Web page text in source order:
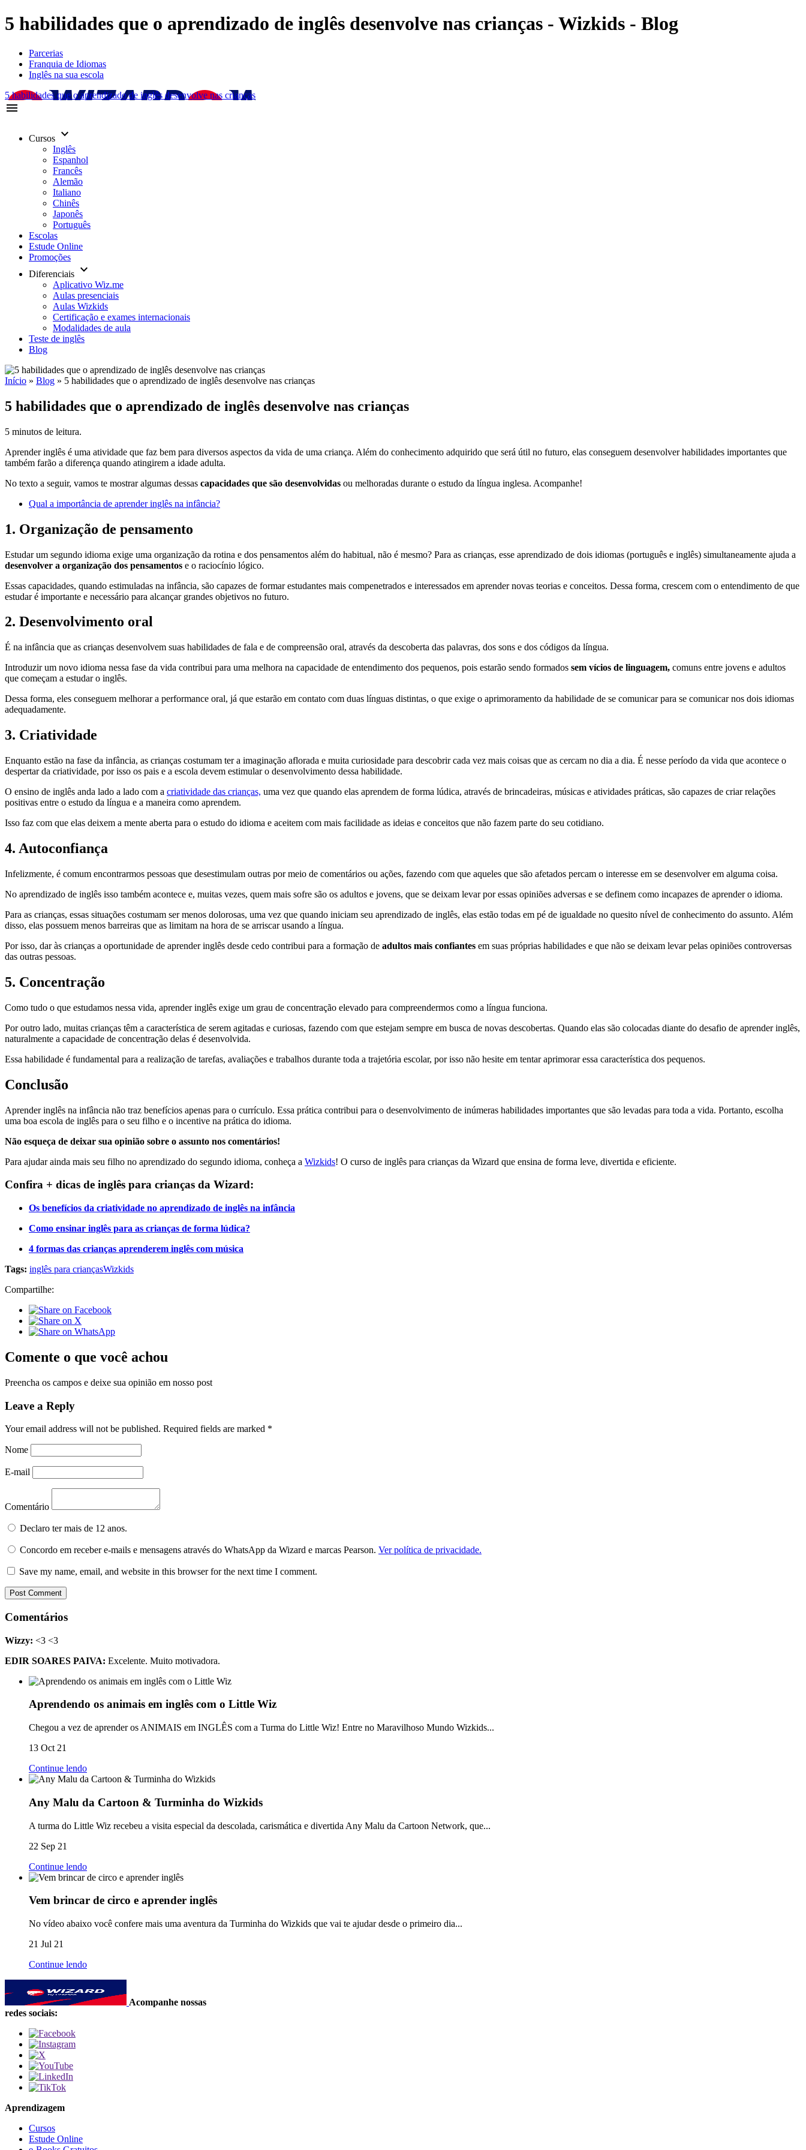
5 habilidades que o aprendizado de inglês desenvolve nas crianças - Wizkids - Blog
Parcerias
Franquia de Idiomas
Inglês na sua escola
5 habilidades que o aprendizado de inglês desenvolve nas crianças
menu
Cursos keyboard_arrow_down
Inglês
Espanhol
Francês
Alemão
Italiano
Chinês
Japonês
Português
Escolas
Estude Online
Promoções
Diferenciais keyboard_arrow_down
Aplicativo Wiz.me
Aulas presenciais
Aulas Wizkids
Certificação e exames internacionais
Modalidades de aula
Teste de inglês
Blog
Início » Blog » 5 habilidades que o aprendizado de inglês desenvolve nas crianças
5 habilidades que o aprendizado de inglês desenvolve nas crianças
5 minutos de leitura.
Aprender inglês é uma atividade que faz bem para diversos aspectos da vida de uma criança. Além do conhecimento adquirido que será útil no futuro, elas conseguem desenvolver habilidades importantes que
também farão a diferença quando atingirem a idade adulta.
No texto a seguir, vamos te mostrar algumas dessas capacidades que são desenvolvidas ou melhoradas durante o estudo da língua inglesa. Acompanhe!
Qual a importância de aprender inglês na infância?
1. Organização de pensamento
Estudar um segundo idioma exige uma organização da rotina e dos pensamentos além do habitual, não é mesmo? Para as crianças, esse aprendizado de dois idiomas (português e inglês) simultaneamente ajuda a
desenvolver a organização dos pensamentos e o raciocínio lógico.
Essas capacidades, quando estimuladas na infância, são capazes de formar estudantes mais compenetrados e interessados em aprender novas teorias e conceitos. Dessa forma, crescem com o entendimento de que
estudar é importante e necessário para alcançar grandes objetivos no futuro.
2. Desenvolvimento oral
É na infância que as crianças desenvolvem suas habilidades de fala e de compreensão oral, através da descoberta das palavras, dos sons e dos códigos da língua.
Introduzir um novo idioma nessa fase da vida contribui para uma melhora na capacidade de entendimento dos pequenos, pois estarão sendo formados sem vícios de linguagem, comuns entre jovens e adultos
que começam a estudar o inglês.
Dessa forma, eles conseguem melhorar a performance oral, já que estarão em contato com duas línguas distintas, o que exige o aprimoramento da habilidade de se comunicar para se comunicar nos dois idiomas
adequadamente.
3. Criatividade
Enquanto estão na fase da infância, as crianças costumam ter a imaginação aflorada e muita curiosidade para descobrir cada vez mais coisas que as cercam no dia a dia. É nesse período da vida que acontece o
despertar da criatividade, por isso os pais e a escola devem estimular o desenvolvimento dessa habilidade.
O ensino de inglês anda lado a lado com a criatividade das crianças, uma vez que quando elas aprendem de forma lúdica, através de brincadeiras, músicas e atividades práticas, são capazes de criar relações
positivas entre o estudo da língua e a maneira como aprendem.
Isso faz com que elas deixem a mente aberta para o estudo do idioma e aceitem com mais facilidade as ideias e conceitos que não fazem parte do seu cotidiano.
4. Autoconfiança
Infelizmente, é comum encontrarmos pessoas que desestimulam outras por meio de comentários ou ações, fazendo com que aqueles que são afetados percam o interesse em se desenvolver em alguma coisa.
No aprendizado de inglês isso também acontece e, muitas vezes, quem mais sofre são os adultos e jovens, que se deixam levar por essas opiniões adversas e se definem como incapazes de aprender o idioma.
Para as crianças, essas situações costumam ser menos dolorosas, uma vez que quando iniciam seu aprendizado de inglês, elas estão todas em pé de igualdade no quesito nível de conhecimento do assunto. Além
disso, elas possuem menos barreiras que as limitam na hora de se arriscar usando a língua.
Por isso, dar às crianças a oportunidade de aprender inglês desde cedo contribui para a formação de adultos mais confiantes em suas próprias habilidades e que não se deixam levar pelas opiniões controversas
das outras pessoas.
5. Concentração
Como tudo o que estudamos nessa vida, aprender inglês exige um grau de concentração elevado para compreendermos como a língua funciona.
Por outro lado, muitas crianças têm a característica de serem agitadas e curiosas, fazendo com que estejam sempre em busca de novas descobertas. Quando elas são colocadas diante do desafio de aprender inglês,
naturalmente a capacidade de concentração delas é desenvolvida.
Essa habilidade é fundamental para a realização de tarefas, avaliações e trabalhos durante toda a trajetória escolar, por isso não hesite em tentar aprimorar essa característica dos pequenos.
Conclusão
Aprender inglês na infância não traz benefícios apenas para o currículo. Essa prática contribui para o desenvolvimento de inúmeras habilidades importantes que são levadas para toda a vida. Portanto, escolha
uma boa escola de inglês para o seu filho e o incentive na prática do idioma.
Não esqueça de deixar sua opinião sobre o assunto nos comentários!
Para ajudar ainda mais seu filho no aprendizado do segundo idioma, conheça a Wizkids! O curso de inglês para crianças da Wizard que ensina de forma leve, divertida e eficiente.
Confira + dicas de inglês para crianças da Wizard:
Os benefícios da criatividade no aprendizado de inglês na infância
Como ensinar inglês para as crianças de forma lúdica?
4 formas das crianças aprenderem inglês com música
Tags: inglês para criançasWizkids
Compartilhe:
Comente o que você achou
Preencha os campos e deixe sua opinião em nosso post
Leave a Reply
Your email address will not be published. Required fields are marked *
Nome
E-mail
Comentário
Declaro ter mais de 12 anos.
Concordo em receber e-mails e mensagens através do WhatsApp da Wizard e marcas Pearson. Ver política de privacidade.
Save my name, email, and website in this browser for the next time I comment.
Comentários
Wizzy: <3 <3
EDIR SOARES PAIVA: Excelente. Muito motivadora.
Aprendendo os animais em inglês com o Little Wiz
Chegou a vez de aprender os ANIMAIS em INGLÊS com a Turma do Little Wiz! Entre no Maravilhoso Mundo Wizkids...
13 Oct 21
Continue lendo
Any Malu da Cartoon & Turminha do Wizkids
A turma do Little Wiz recebeu a visita especial da descolada, carismática e divertida Any Malu da Cartoon Network, que...
22 Sep 21
Continue lendo
Vem brincar de circo e aprender inglês
No vídeo abaixo você confere mais uma aventura da Turminha do Wizkids que vai te ajudar desde o primeiro dia...
21 Jul 21
Continue lendo
Acompanhe nossas
redes sociais:
Aprendizagem
Cursos
Estude Online